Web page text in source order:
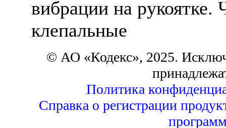
вибрации на
клепальные
© АО «Кодекс», 2025.
Политика
Справка о регистрации